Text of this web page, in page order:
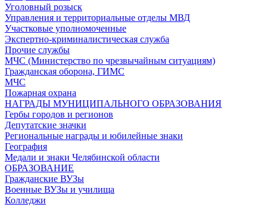
Уголовный розыск
Управления и территориальные отделы МВД
Участковые уполномоченные
Экспертно-криминалистическая служба
Прочие службы
МЧС (Министерство по чрезвычайным ситуациям)
Гражданская оборона, ГИМС
МЧС
Пожарная охрана
НАГРАДЫ МУНИЦИПАЛЬНОГО ОБРАЗОВАНИЯ
Гербы городов и регионов
Депутатские значки
Региональные награды и юбилейные знаки
География
Медали и знаки Челябинской области
ОБРАЗОВАНИЕ
Гражданские ВУЗы
Военные ВУЗы и училища
Колледжи